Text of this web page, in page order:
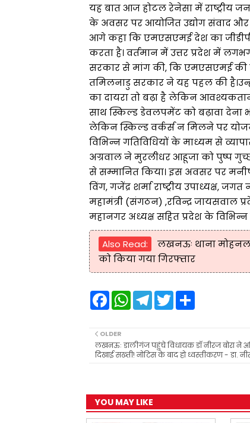
यह बात आज होटल रेनेसा में राष्ट्रीय
के अवसर पर आयोजित उद्योग संवाद और
आगे कहा कि एमएसएमई देश का जीडीपी
करता है। वर्तमान में उत्तर प्रदेश में
सरकार से मांग की, कि एमएसएमई की
तमिलनाडु सरकार ने यह पहल की
का दायरा तो बढ़ा है लेकिन
साथ स्किल्ड डेवलपमेंट को बढ़ावा देना
लेकिन स्किल्ड वर्कर्स न मिलने पर
विभिन्न गतिविधियों के माध्यम से
अग्रवाल ने मुरलीधर आहूजा को पुष्प
से सम्मानित किया। इस अवसर पर मनीष
विंग, गजेंद्र शर्मा राष्ट्रीय उपाध्यक्ष,
महामंत्री (संगठन) ,रविन्द्र जायसवाल
महानगर अध्यक्ष सहित प्रदेश के विभिन्न
Also Read:
लखनऊः थाना
को किया गया गिरफ्तार
F
a
b
o
o
k
W
A
p
T
e
r
a
T
e
r
S
OLDER
लखनऊः डालीगंज पहुंचे विधायक डॉ नीरज बोरा ने
दिखाई सख्ती! नोटिस के बाद हो ध्वस्तीकरण - डा.
YOU MAY LIKE